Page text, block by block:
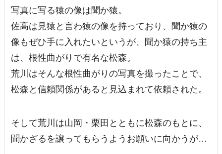
写真に写る猿の像は聞か猿。
佐高は見猿と言わ猿の像を持っており、聞か猿の
像もぜひ手に入れたいというが、聞か猿の持ち主
は、根性曲がりで有名な松森。
荒川はそんな根性曲がりの写真を撮ったことで、
松森と信頼関係があると見込まれて依頼された。
そして荒川は山岡・栗田とともに松森のもとに、
聞かざるを譲ってもらうようお願いに向かうが…